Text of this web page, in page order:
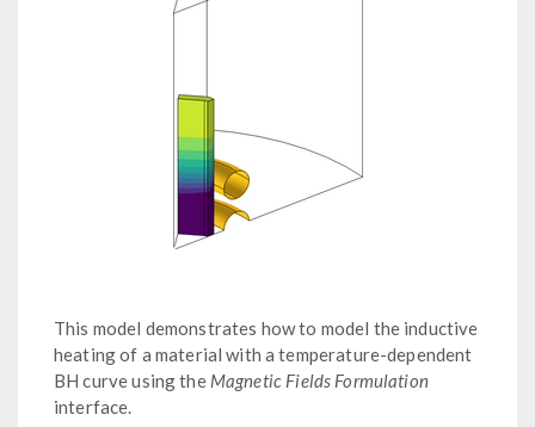
This model demonstrates how to model the inductive
heating of a material with a temperature-dependent
BH curve using the Magnetic Fields Formulation
interface.